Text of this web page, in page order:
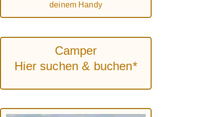
deinem Handy
Camper
Hier suchen & buchen*